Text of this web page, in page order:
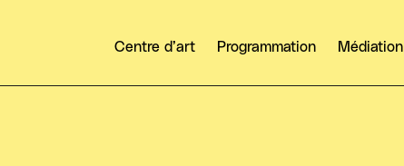
Centre d’art Programmation Médiation